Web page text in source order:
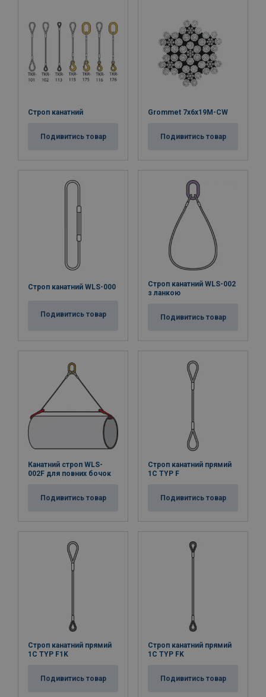
Строп канатний
Подивитись товар
Grommet 7x6x19M-CW
Подивитись товар
Строп канатний WLS-000
Подивитись товар
Строп канатний WLS-002
з ланкою
Подивитись товар
Канатний строп WLS-
002F для повних бочок
Подивитись товар
Строп канатний прямий
1C TYP F
Подивитись товар
Строп канатний прямий
1C TYP F1K
Подивитись товар
Строп канатний прямий
1C TYP FK
Подивитись товар